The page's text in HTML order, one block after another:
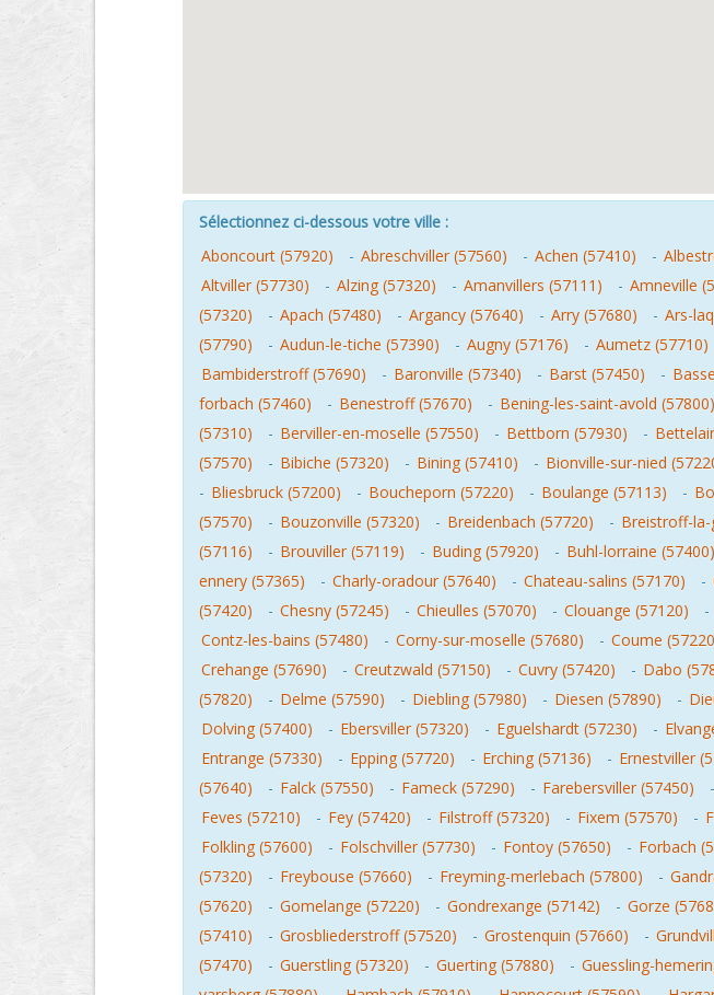
Sélectionnez ci-dessous votre ville :
Aboncourt (57920)
- Abreschviller (57560) - Achen (57410) -
Altviller (57730)
- Alzing (57320) - Amanvillers (57111) - Amneville
(57320)
- Apach (57480) - Argancy (57640) - Arry (57680) - Ars-
(57790)
- Audun-le-tiche (57390) - Augny (57176) - Aumetz (57710)
Bambiderstroff (57690)
- Baronville (57340) - Barst (57450) -
forbach (57460)
- Benestroff (57670) - Bening-les-saint-avold (57800)
(57310)
- Berviller-en-moselle (57550) - Bettborn (57930) -
(57570)
- Bibiche (57320) - Bining (57410) - Bionville-sur-nied
- Bliesbruck (57200) - Boucheporn (57220) - Boulange (57113) -
(57570)
- Bouzonville (57320) - Breidenbach (57720) - Breistroff-la-
(57116)
- Brouviller (57119) - Buding (57920) - Buhl-lorraine (57400)
ennery (57365)
- Charly-oradour (57640) - Chateau-salins (57170) -
(57420)
- Chesny (57245) - Chieulles (57070) - Clouange (57120) -
Contz-les-bains (57480)
- Corny-sur-moselle (57680) - Coume
Crehange (57690)
- Creutzwald (57150) - Cuvry (57420) - Dabo
(57820)
- Delme (57590) - Diebling (57980) - Diesen (57890) -
Dolving (57400)
- Ebersviller (57320) - Eguelshardt (57230) -
Entrange (57330)
- Epping (57720) - Erching (57136) - Ernestviller
(57640)
- Falck (57550) - Fameck (57290) - Farebersviller (57450) -
Feves (57210)
- Fey (57420) - Filstroff (57320) - Fixem (57570) -
Folkling (57600)
- Folschviller (57730) - Fontoy (57650) - Forbach
(57320)
- Freybouse (57660) - Freyming-merlebach (57800) -
(57620)
- Gomelange (57220) - Gondrexange (57142) - Gorze
(57410)
- Grosbliederstroff (57520) - Grostenquin (57660) -
(57470)
- Guerstling (57320) - Guerting (57880) - Guessling-